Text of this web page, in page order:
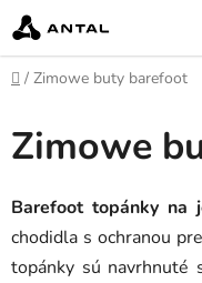
Przejść
do
treści
Home
/ Zimowe buty barefoot
Zimowe
Barefoot topánky na
chodidla s ochranou
topánky sú navrhnuté